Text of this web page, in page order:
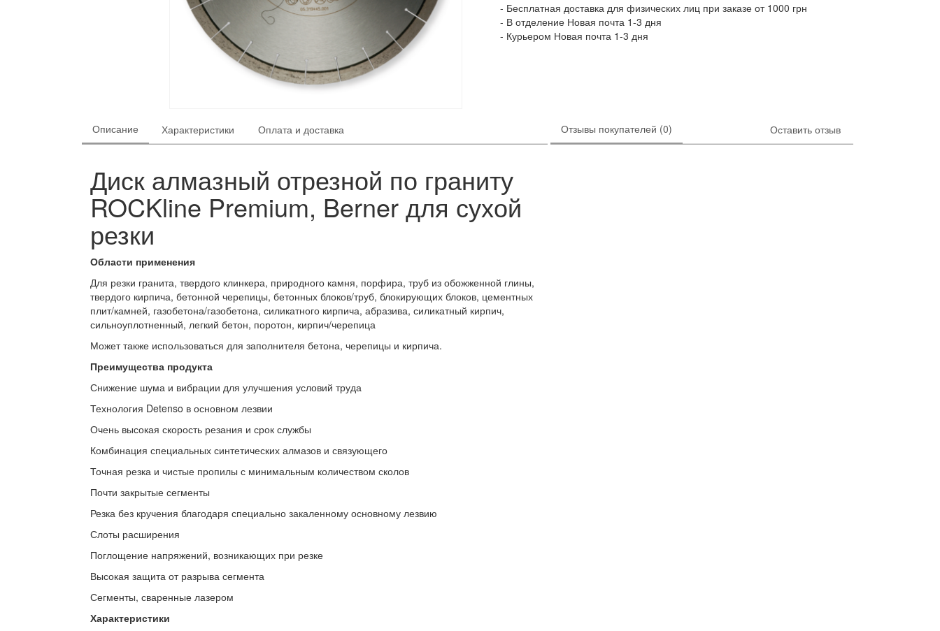
Бесплатная доставка для физических лиц при заказе от 1000 грн
В отделение Новая почта 1-3 дня
Курьером Новая почта 1-3 дня
Описание Характеристики Оплата и доставка
Диск алмазный отрезной по граниту
ROCKline Premium, Berner для сухой
резки
Области применения
Для резки гранита, твердого клинкера, природного камня, порфира, труб из обожженной глины,
твердого кирпича, бетонной черепицы, бетонных блоков/труб, блокирующих блоков, цементных
плит/камней, газобетона/газобетона, силикатного кирпича, абразива, силикатный кирпич,
сильноуплотненный, легкий бетон, поротон, кирпич/черепица
Может также использоваться для заполнителя бетона, черепицы и кирпича.
Преимущества продукта
Снижение шума и вибрации для улучшения условий труда
Технология Detenso в основном лезвии
Очень высокая скорость резания и срок службы
Комбинация специальных синтетических алмазов и связующего
Точная резка и чистые пропилы с минимальным количеством сколов
Почти закрытые сегменты
Резка без кручения благодаря специально закаленному основному лезвию
Слоты расширения
Поглощение напряжений, возникающих при резке
Высокая защита от разрыва сегмента
Сегменты, сваренные лазером
Характеристики
Отзывы покупателей (0) Оставить отзыв